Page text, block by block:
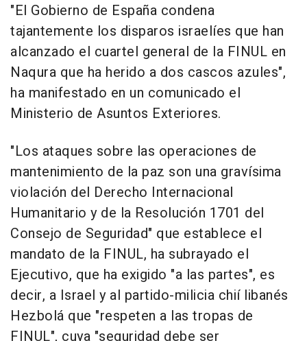
"El Gobierno de España condena
tajantemente los disparos israelíes que han
alcanzado el cuartel general de la FINUL en
Naqura que ha herido a dos cascos azules",
ha manifestado en un comunicado el
Ministerio de Asuntos Exteriores.
"Los ataques sobre las operaciones de
mantenimiento de la paz son una gravísima
violación del Derecho Internacional
Humanitario y de la Resolución 1701 del
Consejo de Seguridad" que establece el
mandato de la FINUL, ha subrayado el
Ejecutivo, que ha exigido "a las partes", es
decir, a Israel y al partido-milicia chií libanés
Hezbolá que "respeten a las tropas de
FINUL", cuya "seguridad debe ser